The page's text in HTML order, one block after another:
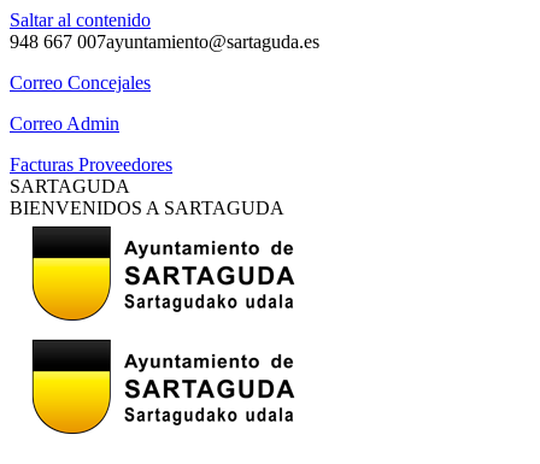
Saltar al contenido
948 667 007ayuntamiento@sartaguda.es
Correo Concejales
Correo Admin
Facturas Proveedores
SARTAGUDA
BIENVENIDOS A SARTAGUDA